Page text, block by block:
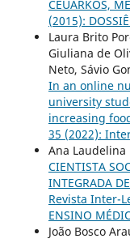
CEUARKOS,
(2015):
Laura Brito
Giuliana de
Neto, Sávio
In an online
university
increasing
35 (2022):
Ana Laudelina
CIENTISTA
INTEGRADA
Revista Inter-
ENSINO
João Bosco